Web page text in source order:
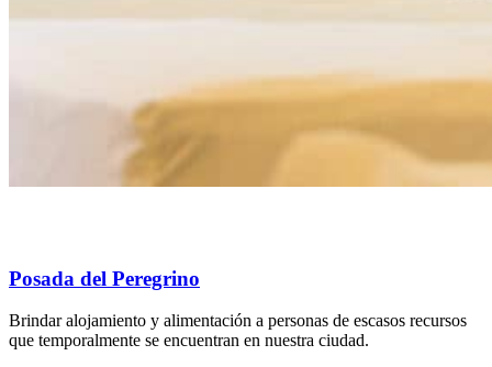
Posada del Peregrino
Brindar alojamiento y alimentación a personas de escasos recursos
que temporalmente se encuentran en nuestra ciudad.